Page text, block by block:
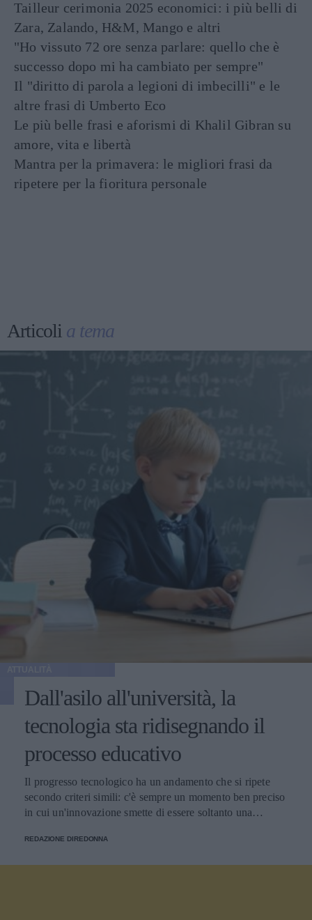
Tailleur cerimonia 2025 economici: i più belli di
Zara, Zalando, H&M, Mango e altri
"Ho vissuto 72 ore senza parlare: quello che è
successo dopo mi ha cambiato per sempre"
Il "diritto di parola a legioni di imbecilli" e le
altre frasi di Umberto Eco
Le più belle frasi e aforismi di Khalil Gibran su
amore, vita e libertà
Mantra per la primavera: le migliori frasi da
ripetere per la fioritura personale
Articoli a tema
Dall'asilo all'università, la
tecnologia sta ridisegnando il
processo educativo
Il progresso tecnologico ha un andamento che si ripete
secondo criteri simili: c'è sempre un momento ben preciso
in cui un'innovazione smette di essere soltanto una
REDAZIONE DIREDONNA